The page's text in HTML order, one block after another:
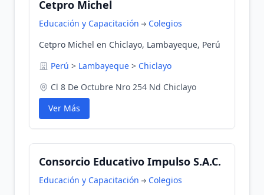
Cetpro Michel
Educación y Capacitación
Colegios
Cetpro Michel en Chiclayo, Lambayeque, Perú
Perú > Lambayeque > Chiclayo
Cl 8 De Octubre Nro 254 Nd Chiclayo
Ver Más
Consorcio Educativo Impulso S.A.C.
Educación y Capacitación
Colegios